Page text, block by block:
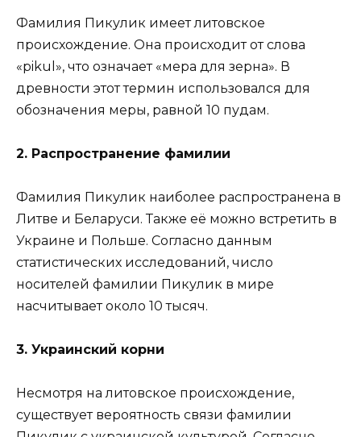
Фамилия Пикулик имеет литовское
происхождение. Она происходит от слова
«pikul», что означает «мера для зерна». В
древности этот термин использовался для
обозначения меры, равной 10 пудам.
2. Распространение фамилии
Фамилия Пикулик наиболее распространена в
Литве и Беларуси. Также её можно встретить в
Украине и Польше. Согласно данным
статистических исследований, число
носителей фамилии Пикулик в мире
насчитывает около 10 тысяч.
3. Украинский корни
Несмотря на литовское происхождение,
существует вероятность связи фамилии